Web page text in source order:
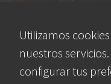
Utilizamos
nuestros
configurar tus
Menu
Footer